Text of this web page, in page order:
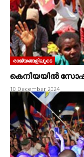
രാജ്യങ്ങളിലൂടെ
കെനിയയിൽ
10 December 2024